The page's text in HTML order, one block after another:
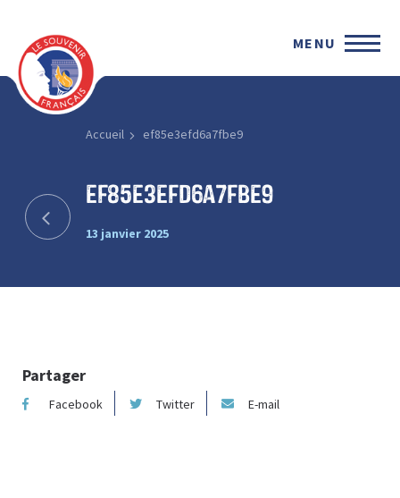
MENU
Accueil ef85e3efd6a7fbe9
ef85e3efd6a7fbe9
13 janvier 2025
Partager
Facebook Twitter E-mail